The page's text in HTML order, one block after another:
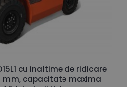
cu inaltime de ridicare
mm, capacitate maxima